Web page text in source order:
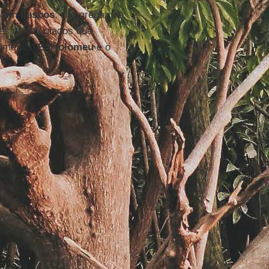
em Lesbos, ilha grega que
de refugiados que
Bartolomeue o